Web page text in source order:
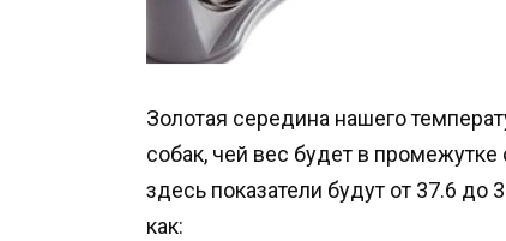
Золотая середина нашего
собак, чей вес будет в промежутке
здесь показатели будут от 37.6 до
как: